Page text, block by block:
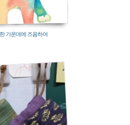
가운데에 즈음하여